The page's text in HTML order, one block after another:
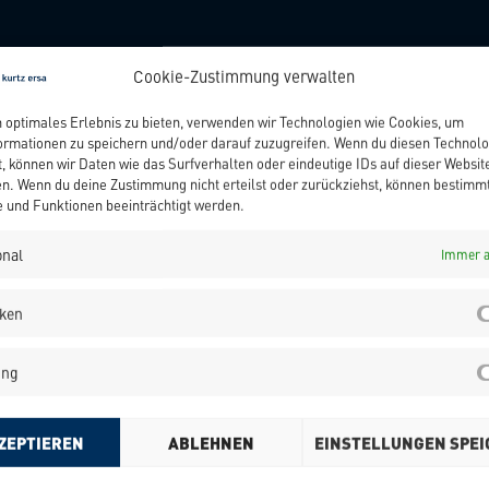
Cookie-Zustimmung verwalten
optimales Erlebnis zu bieten, verwenden wir Technologien wie Cookies, um
zu speichern und/oder darauf zuzugreifen. Wenn du diesen
können wir Daten wie das Surfverhalten oder eindeutige IDs auf dieser
Wenn du deine Zustimmung nicht erteilst oder zurückziehst, können
Funktionen beeinträchtigt werden.
Immer
ABLEHNEN EINSTELLUNGEN
einen